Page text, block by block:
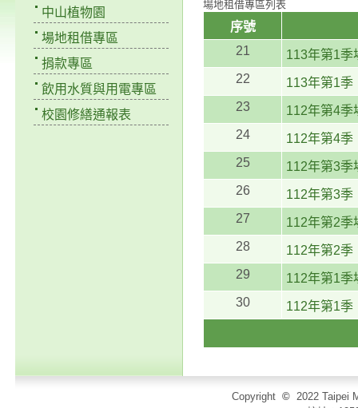
中山植物園
場地租借專區
捐款專區
飲用水質與用電專區
校園修繕通報表
場地租借專區列表
序號
21
113年第1季
22
113年第1季
23
112年第4季
24
112年第4季
25
112年第3季
26
112年第3季
27
112年第2季
28
112年第2季
29
112年第1季
30
112年第1季
Copyright © 2022 Taipei